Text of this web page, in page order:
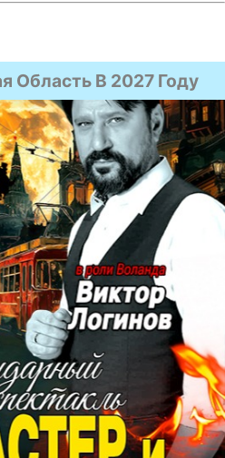
Область В 2027 Году